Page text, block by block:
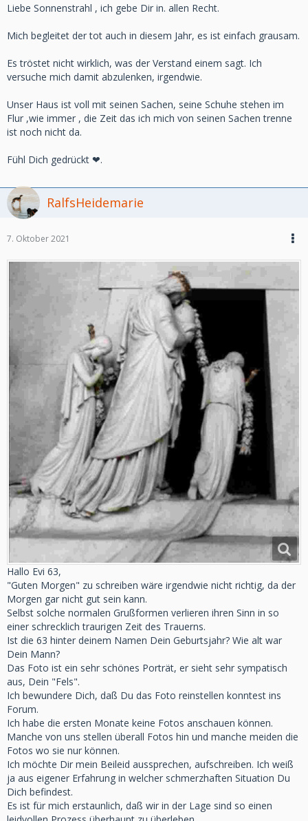
Liebe Sonnenstrahl , ich gebe Dir in. allen Recht.
Mich begleitet der tot auch in diesem Jahr, es ist einfach grausam.
Es tröstet nicht wirklich, was der Verstand einem sagt. Ich
versuche mich damit abzulenken, irgendwie.
Unser Haus ist voll mit seinen Sachen, seine Schuhe stehen im
Flur ,wie immer , die Zeit das ich mich von seinen Sachen trenne
ist noch nicht da.
Fühl Dich gedrückt ❤.
RalfsHeidemarie
7. Oktober 2021
Hallo Evi 63,
"Guten Morgen" zu schreiben wäre irgendwie nicht richtig, da der
Morgen gar nicht gut sein kann.
Selbst solche normalen Grußformen verlieren ihren Sinn in so
einer schrecklich traurigen Zeit des Trauerns.
Ist die 63 hinter deinem Namen Dein Geburtsjahr? Wie alt war
Dein Mann?
Das Foto ist ein sehr schönes Porträt, er sieht sehr sympatisch
aus, Dein "Fels".
Ich bewundere Dich, daß Du das Foto reinstellen konntest ins
Forum.
Ich habe die ersten Monate keine Fotos anschauen können.
Manche von uns stellen überall Fotos hin und manche meiden die
Fotos wo sie nur können.
Ich möchte Dir mein Beileid aussprechen, aufschreiben. Ich weiß
ja aus eigener Erfahrung in welcher schmerzhaften Situation Du
Dich befindest.
Es ist für mich erstaunlich, daß wir in der Lage sind so einen